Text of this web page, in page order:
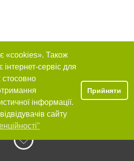
«cookies». Також
сервіс для
стосовно
інформації.
сайту
Прийняти